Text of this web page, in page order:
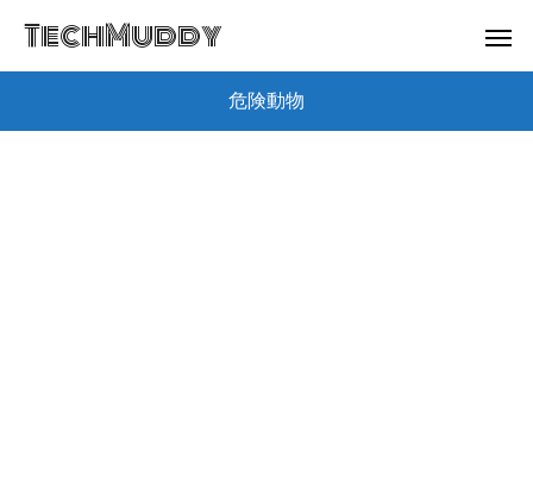
TechMuddy
危険動物